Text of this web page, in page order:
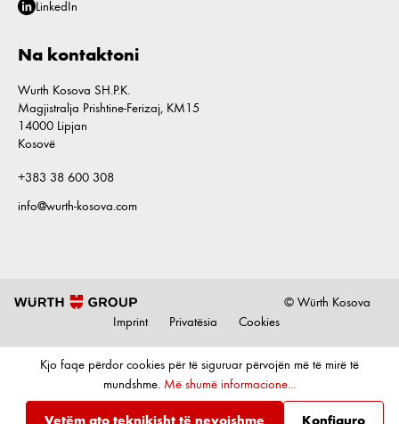
LinkedIn
Na kontaktoni
Wurth Kosova SH.P.K.
Magjistralja Prishtine-Ferizaj, KM15
14000 Lipjan
Kosovë
+383 38 600 308
info@wurth-kosova.com
© Würth Kosova
Imprint
Privatësia Cookies
Kjo faqe përdor cookies për të siguruar përvojën më të mirë të
mundshme. Më shumë informacione...
Vetëm ato teknikisht të nevojshme Konfiguro